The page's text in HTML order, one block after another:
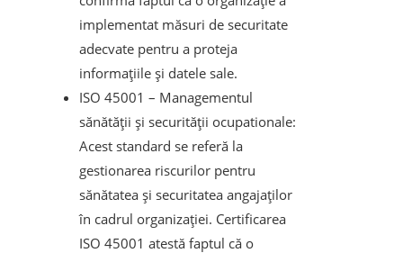
implementat măsuri de securitate
adecvate pentru a proteja
informațiile și datele sale.
ISO 45001 – Managementul
sănătății și securității ocupationale:
Acest standard se referă la
gestionarea riscurilor pentru
sănătatea și securitatea angajaților
în cadrul organizației. Certificarea
ISO 45001 atestă faptul că o